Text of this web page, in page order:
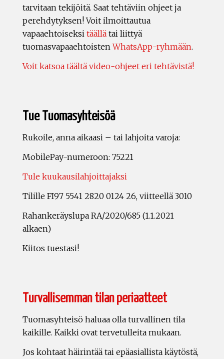
tarvitaan tekijöitä. Saat tehtäviin ohjeet ja
perehdytyksen! Voit ilmoittautua
vapaaehtoiseksi täällä tai liittyä
tuomasvapaaehtoistenWhatsApp-ryhmään.
Voit katsoa täältä video-ohjeet eri tehtävistä!
Tue Tuomasyhteisöä
Rukoile, anna aikaasi – tai lahjoita varoja:
MobilePay-numeroon: 75221
Tule kuukausilahjoittajaksi
Tilille FI97 5541 2820 0124 26, viitteellä 3010
Rahankeräyslupa RA/2020/685 (1.1.2021
alkaen)
Kiitos tuestasi!
Turvallisemman tilan periaatteet
Tuomasyhteisö haluaa olla turvallinen tila
kaikille. Kaikki ovat tervetulleita mukaan.
Jos kohtaat häirintää tai epäasiallista käytöstä,